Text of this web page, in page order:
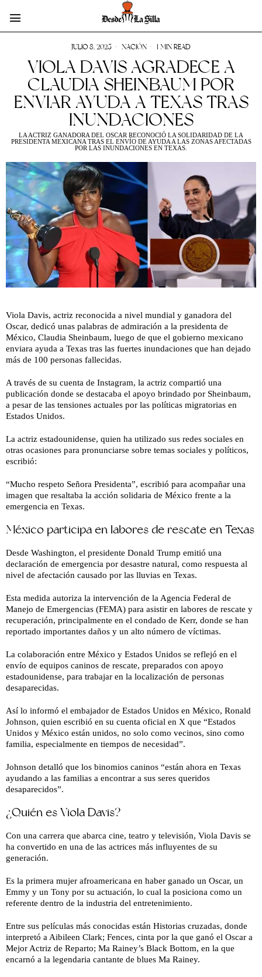
JULIO 8, 2025 NACIÓN 1 MIN READ
VIOLA DAVIS AGRADECE A
CLAUDIA SHEINBAUM POR
ENVIAR AYUDA A TEXAS TRAS
INUNDACIONES
LA ACTRIZ GANADORA DEL OSCAR RECONOCIÓ LA SOLIDARIDAD DE LA
PRESIDENTA MEXICANA TRAS EL ENVÍO DE AYUDA A LAS ZONAS AFECTADAS
POR LAS INUNDACIONES EN TEXAS.
Viola Davis, actriz reconocida a nivel mundial y ganadora del
Oscar, dedicó unas palabras de admiración a la presidenta de
México, Claudia Sheinbaum, luego de que el gobierno mexicano
enviara ayuda a Texas tras las fuertes inundaciones que han dejado
más de 100 personas fallecidas.
A través de su cuenta de Instagram, la actriz compartió una
publicación donde se destacaba el apoyo brindado por Sheinbaum,
a pesar de las tensiones actuales por las políticas migratorias en
Estados Unidos.
La actriz estadounidense, quien ha utilizado sus redes sociales en
otras ocasiones para pronunciarse sobre temas sociales y políticos,
escribió:
“Mucho respeto Señora Presidenta”, escribió para acompañar una
imagen que resaltaba la acción solidaria de México frente a la
emergencia en Texas.
México participa en labores de rescate en Texas
Desde Washington, el presidente Donald Trump emitió una
declaración de emergencia por desastre natural, como respuesta al
nivel de afectación causado por las lluvias en Texas.
Esta medida autoriza la intervención de la Agencia Federal de
Manejo de Emergencias (FEMA) para asistir en labores de rescate y
recuperación, principalmente en el condado de Kerr, donde se han
reportado importantes daños y un alto número de víctimas.
La colaboración entre México y Estados Unidos se reflejó en el
envío de equipos caninos de rescate, preparados con apoyo
estadounidense, para trabajar en la localización de personas
desaparecidas.
Así lo informó el embajador de Estados Unidos en México, Ronald
Johnson, quien escribió en su cuenta oficial en X que “Estados
Unidos y México están unidos, no solo como vecinos, sino como
familia, especialmente en tiempos de necesidad”.
Johnson detalló que los binomios caninos “están ahora en Texas
ayudando a las familias a encontrar a sus seres queridos
desaparecidos”.
¿Quién es Viola Davis?
Con una carrera que abarca cine, teatro y televisión, Viola Davis se
ha convertido en una de las actrices más influyentes de su
generación.
Es la primera mujer afroamericana en haber ganado un Oscar, un
Emmy y un Tony por su actuación, lo cual la posiciona como un
referente dentro de la industria del entretenimiento.
Entre sus películas más conocidas están Historias cruzadas, donde
interpretó a Aibileen Clark; Fences, cinta por la que ganó el Oscar a
Mejor Actriz de Reparto; Ma Rainey’s Black Bottom, en la que
encarnó a la legendaria cantante de blues Ma Rainey.